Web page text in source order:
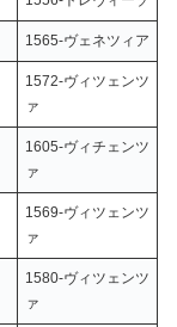
1565-ヴェネツィア
1572-ヴィツェンツ
ァ
1605-ヴィチェンツ
ァ
1569-ヴィツェンツ
ァ
1580-ヴィツェンツ
ァ